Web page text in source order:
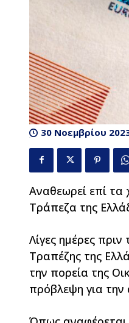
30 Νοεμβρίου
Αναθεωρεί επί τα
Τράπεζα της
Λίγες ημέρες
Τραπέζης της
την πορεία της
πρόβλεψη για